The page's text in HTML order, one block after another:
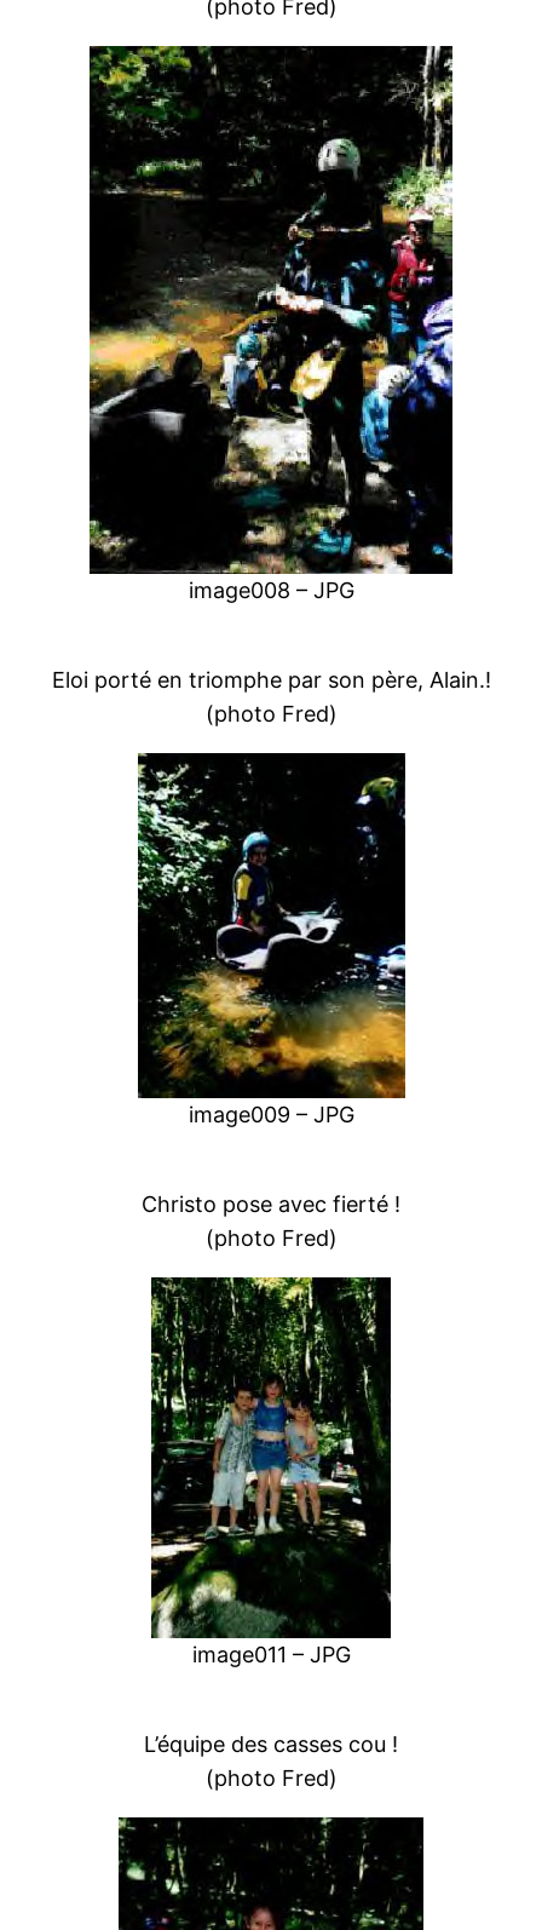
(photo Fred)
image008 – JPG
Eloi porté en triomphe par son père, Alain.!
(photo Fred)
image009 – JPG
Christo pose avec fierté !
(photo Fred)
image011 – JPG
L’équipe des casses cou !
(photo Fred)